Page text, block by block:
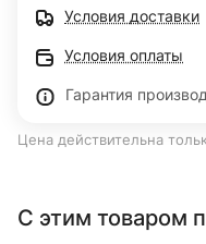
Условия доставки
Условия оплаты
Гарантия
Цена действительна
С этим товаром